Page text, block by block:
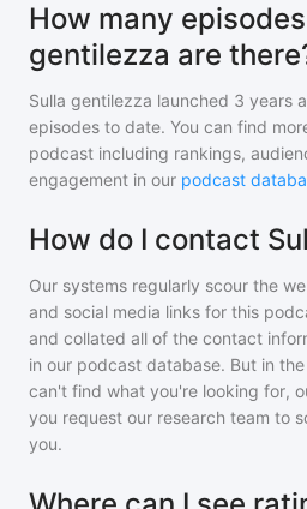
How many
gentilezza are
Sulla gentilezza launched 3 years
episodes to date. You can find
podcast including rankings,
engagement in our podcast
How do I contact
Our systems regularly scour the
and social media links for this
and collated all of the contact
in our podcast database. But in
can't find what you're looking for,
you request our research team to
you.